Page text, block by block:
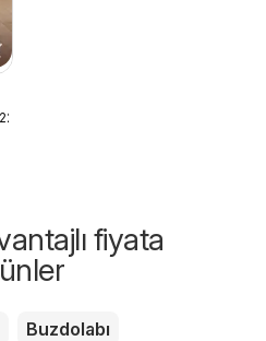
fiyata
Buzdolabı